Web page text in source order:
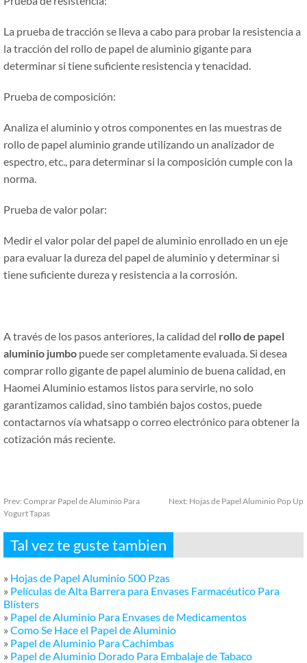
La prueba de tracción se lleva a cabo para probar la resistencia a
la tracción del rollo de papel de aluminio gigante para
determinar si tiene suficiente resistencia y tenacidad.
Prueba de composición:
Analiza el aluminio y otros componentes en las muestras de
rollo de papel aluminio grande utilizando un analizador de
espectro, etc., para determinar si la composición cumple con la
norma.
Prueba de valor polar:
Medir el valor polar del papel de aluminio enrollado en un eje
para evaluar la dureza del papel de aluminio y determinar si
tiene suficiente dureza y resistencia a la corrosión.
A través de los pasos anteriores, la calidad del rollo de papel
aluminio jumbo puede ser completamente evaluada. Si desea
comprar rollo gigante de papel aluminio de buena calidad, en
Haomei Aluminio estamos listos para servirle, no solo
garantizamos calidad, sino también bajos costos, puede
contactarnos vía whatsapp o correo electrónico para obtener la
cotización más reciente.
Prev: Comprar Papel de Aluminio Para
Yogurt Tapas
Next: Hojas de Papel Aluminio Pop Up
Tal vez te guste tambien
» Hojas de Papel Aluminio 500 Pzas
» Películas de Alta Barrera para Envases Farmacéutico Para
Blísters
» Papel de Aluminio Para Envases de Medicamentos
» Como Se Hace el Papel de Aluminio
» Papel de Aluminio Para Cachimbas
» Papel de Aluminio Dorado Para Embalaje de Tabaco